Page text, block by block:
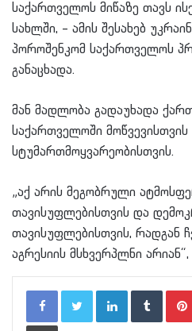
საქართველოს მიწაზე თავს
სახლში, – ამის შესახებ
პოროშენკომ საქართველოს
განაცხადა.
მან მადლობა გადაუხადა
საქართველოში მოწვევისთვის
სტუმართმოყვარეობისთვის.
„აქ არის მეგობრული
თავისუფლებისთვის და
თავისუფლებისთვის, რადგან
აგრესიის მსხვერპლნი
LinkedInTumblr
Print